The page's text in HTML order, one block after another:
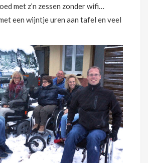
met z’n zessen zonder wifi…
een wijntje uren aan tafel en veel